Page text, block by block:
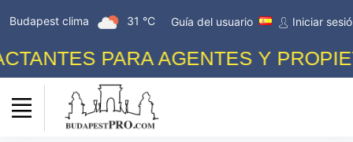
Budapest clima 31 °C Guía del usuario Iniciar
PARA AGENTES Y